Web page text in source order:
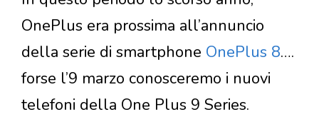
OnePlus era prossima all’annuncio
della serie di smartphone OnePlus 8….
forse l’9 marzo conosceremo i nuovi
telefoni della One Plus 9 Series.